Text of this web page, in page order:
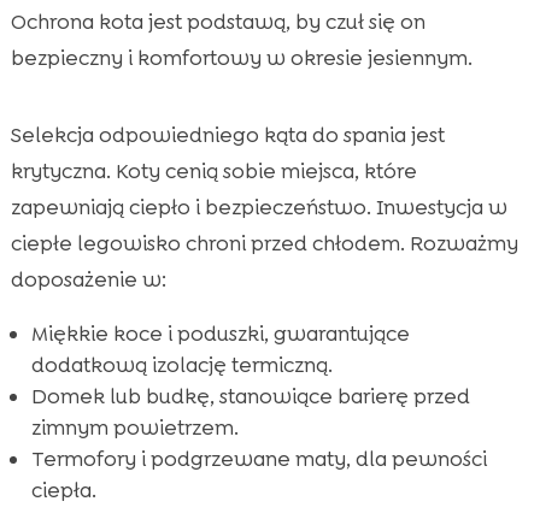
Ochrona kota jest podstawą, by czuł się on
bezpieczny i komfortowy w okresie jesiennym.
Selekcja odpowiedniego kąta do spania jest
krytyczna. Koty cenią sobie miejsca, które
zapewniają ciepło i bezpieczeństwo. Inwestycja w
ciepłe legowisko chroni przed chłodem. Rozważmy
doposażenie w:
Miękkie koce i poduszki, gwarantujące
dodatkową izolację termiczną.
Domek lub budkę, stanowiące barierę przed
zimnym powietrzem.
Termofory i podgrzewane maty, dla pewności
ciepła.